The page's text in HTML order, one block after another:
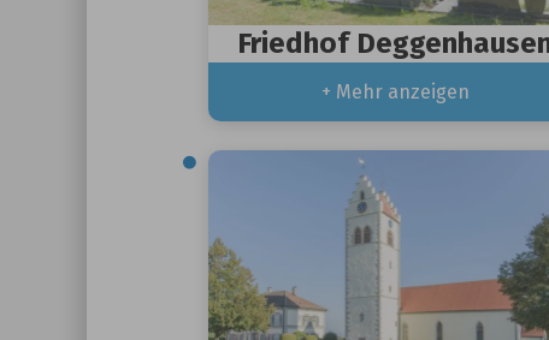
Friedhof
+ Mehr anzeigen